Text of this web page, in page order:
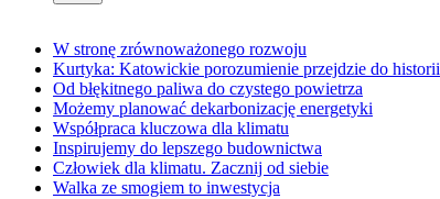
W stronę zrównoważonego rozwoju
Kurtyka: Katowickie porozumienie przejdzie do historii
Od błękitnego paliwa do czystego powietrza
Możemy planować dekarbonizację energetyki
Współpraca kluczowa dla klimatu
Inspirujemy do lepszego budownictwa
Człowiek dla klimatu. Zacznij od siebie
Walka ze smogiem to inwestycja